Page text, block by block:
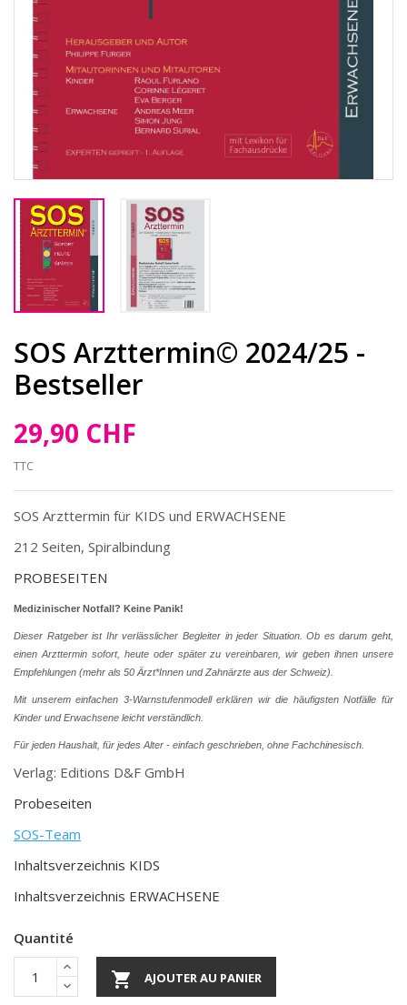
SOS Arzttermin© 2024/25 -
Bestseller
29,90 CHF
TTC
SOS Arzttermin für KIDS und ERWACHSENE
212 Seiten, Spiralbindung
PROBESEITEN
Medizinischer Notfall? Keine Panik!
Dieser Ratgeber ist Ihr verlässlicher Begleiter in jeder Situation. Ob es darum geht,
einen Arzttermin sofort, heute oder später zu vereinbaren, wir geben ihnen unsere
Empfehlungen (mehr als 50 Ärzt*Innen und Zahnärzte aus der Schweiz).
Mit unserem einfachen 3-Warnstufenmodell erklären wir die häufigsten Notfälle für
Kinder und Erwachsene leicht verständlich.
Für jeden Haushalt, für jedes Alter - einfach geschrieben, ohne Fachchinesisch.
Verlag: Editions D&F GmbH
Probeseiten
SOS-Team
Inhaltsverzeichnis KIDS
Inhaltsverzeichnis ERWACHSENE
Quantité
 AJOUTER AU PANIER